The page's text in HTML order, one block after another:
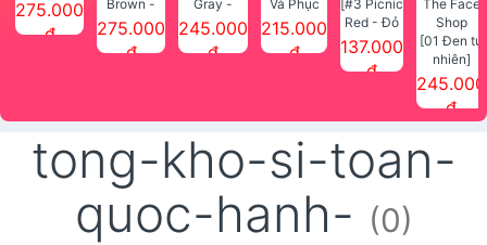
SMART
PEELING
275.000
đ
Brown -
Nâu Sáng]
Phấn che
275.000
đ
Gray -
Khói] Bột
kẻ chân
Face Shop
245.000
đ
Và Phục
Hồi Tóc
Essential
215.000
đ
[#3 Picnic
Red - Đỏ
cam] Son
Face
Shop
137.000
đ
[01 Đen tự
nhiên]
Mascara
che phủ
nước lâu
245.000
đ
tong-kho-si-toan-
quoc-hanh- (0)